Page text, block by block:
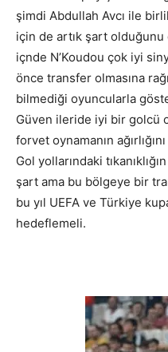
şimdi Abdullah Avcı ile
için de artık şart olduğunu
içnde N’Koudou çok iyi
önce transfer olmasına
bilmediği oyuncularla
Güven ileride iyi bir golcü
forvet oynamanın
Gol yollarındaki
şart ama bu bölgeye bir
bu yıl UEFA ve Türkiye
hedeflemeli.